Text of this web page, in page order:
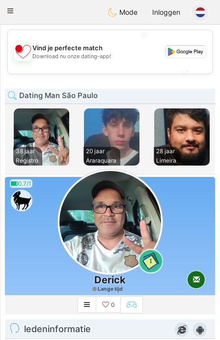
日本 Chat
Toggle
Mode Inloggen
💖
💕
Vind je perfecte match
Download nu onze dating-app!
Dating Man São Paulo
38 jaar
Registro
20 jaar
Araraquara
28 jaar
Limeira
0.7/1
1
Derick
Lange tijd
0
ledeninformatie